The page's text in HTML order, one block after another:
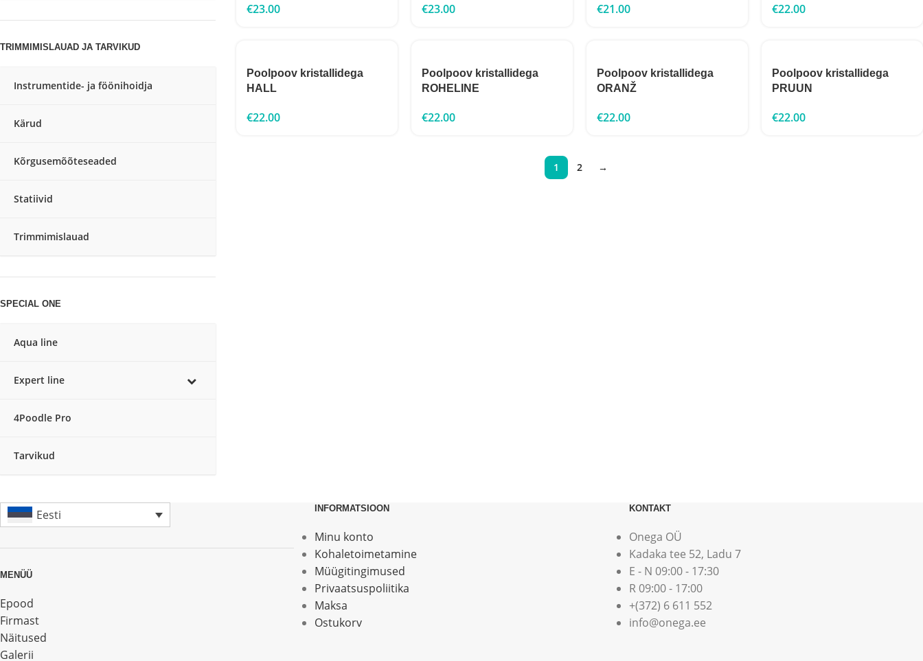
TRIMMIMISLAUAD JA TARVIKUD
Instrumentide- ja föönihoidja
Kärud
Kõrgusemõõteseaded
Statiivid
Trimmimislauad
SPECIAL ONE
Aqua line
Expert line
4Poodle Pro
Tarvikud
€23.00 €23.00 €21.00 €22.00
Poolpoov kristallidega
HALL
€22.00
Poolpoov kristallidega
ROHELINE
€22.00
Poolpoov kristallidega
ORANŽ
€22.00
Poolpoov kristallidega
PRUUN
€22.00
1 2 →
Eesti
MENÜÜ
Epood
Firmast
Näitused
Galerii
INFORMATSIOON
Minu konto
Kohaletoimetamine
Müügitingimused
Privaatsuspoliitika
Maksa
Ostukorv
KONTAKT
Onega OÜ
Kadaka tee 52, Ladu 7
E - N 09:00 - 17:30
R 09:00 - 17:00
+(372) 6 611 552
info@onega.ee